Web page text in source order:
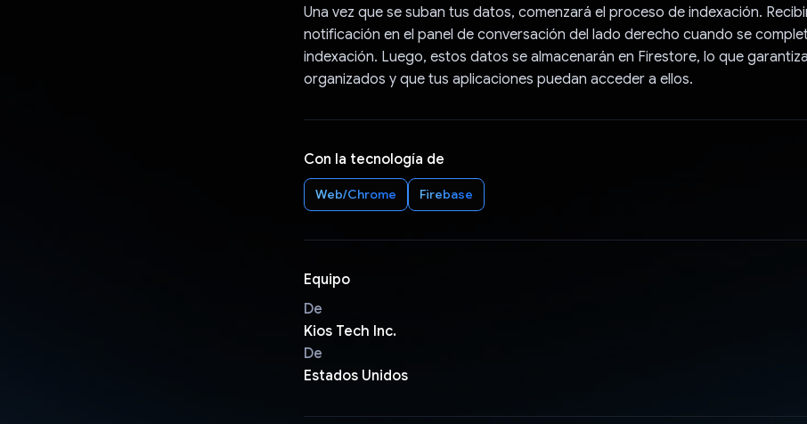
Una vez que se suban tus datos, comenzará el proceso de indexación.
notificación en el panel de conversación del lado derecho cuando se
indexación. Luego, estos datos se almacenarán en Firestore, lo que
organizados y que tus aplicaciones puedan acceder a ellos.
Con la tecnología de
Web/Chrome Firebase
Equipo
De
Kios Tech Inc.
De
Estados Unidos